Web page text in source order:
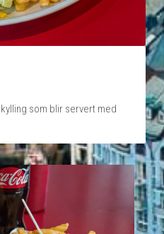
som blir servert med